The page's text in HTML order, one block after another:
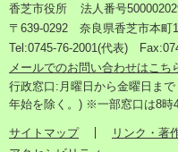
香芝市役所
法人番号
〒639-0292 奈良県香芝市本町
Tel:0745-76-2001(代表)
メールでのお問い合わせはこち
行政窓口:月曜日から金曜日ま
年始を除く。) ※一部窓口は8時
サイトマップ リンク・著